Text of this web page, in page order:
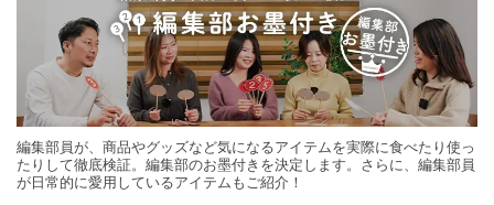
編集部員が、商品やグッズなど気になるアイテムを実際に食べたり使っ
たりして徹底検証。編集部のお墨付きを決定します。さらに、編集部員
が日常的に愛用しているアイテムもご紹介！